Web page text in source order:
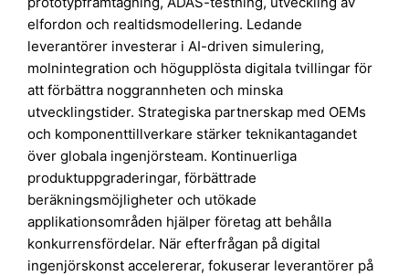
elfordon och realtidsmodellering. Ledande
leverantörer investerar i AI-driven simulering,
molnintegration och högupplösta digitala tvillingar för
att förbättra noggrannheten och minska
utvecklingstider. Strategiska partnerskap med OEMs
och komponenttillverkare stärker teknikantagandet
över globala ingenjörsteam. Kontinuerliga
produktuppgraderingar, förbättrade
beräkningsmöjligheter och utökade
applikationsområden hjälper företag att behålla
konkurrensfördelar. När efterfrågan på digital
ingenjörskonst accelererar, fokuserar leverantörer på